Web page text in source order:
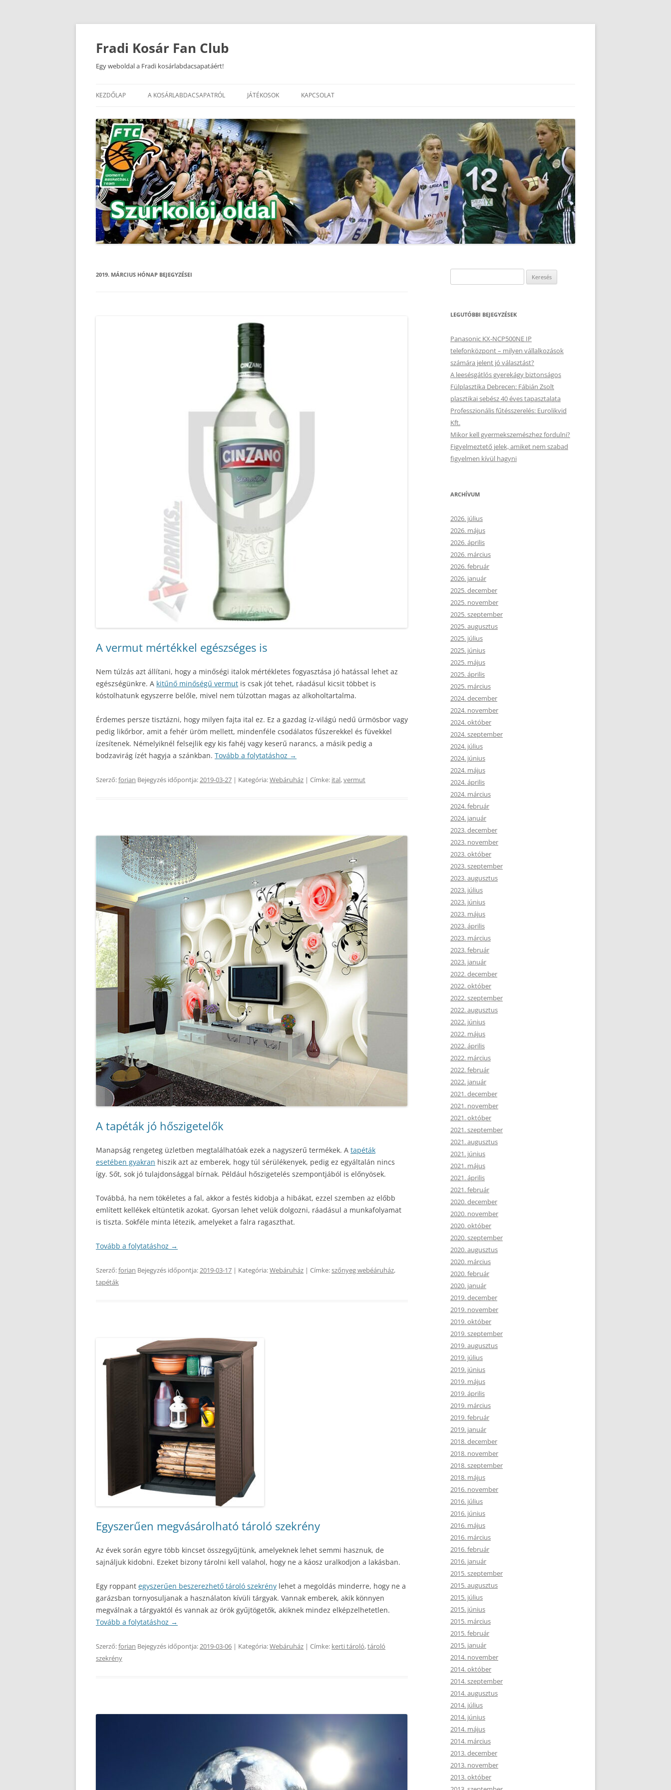
Kilépés
tartalomba
Fradi Kosár Fan Club
Egy weboldal a Fradi kosárlabdacsapatáért!
KEZDŐLAP A KOSÁRLABDACSAPATRÓL JÁTÉKOSOK KAPCSOLAT
2019. MÁRCIUS HÓNAP BEJEGYZÉSEI
A vermut mértékkel egészséges is
Nem túlzás azt állítani, hogy a minőségi italok mértékletes fogyasztása jó hatással lehet az
egészségünkre. A kitűnő minőségű vermut is csak jót tehet, ráadásul kicsit többet is
kóstolhatunk egyszerre belőle, mivel nem túlzottan magas az alkoholtartalma.
Érdemes persze tisztázni, hogy milyen fajta ital ez. Ez a gazdag íz-világú nedű ürmösbor vagy
pedig likőrbor, amit a fehér üröm mellett, mindenféle csodálatos fűszerekkel és füvekkel
ízesítenek. Némelyiknél felsejlik egy kis fahéj vagy keserű narancs, a másik pedig a
bodzavirág ízét hagyja a szánkban. Tovább a folytatáshoz →
Szerző:forian Bejegyzés időpontja:2019-03-27 | Kategória:Webáruház | Címke: ital,vermut
A tapéták jó hőszigetelők
Manapság rengeteg üzletben megtalálhatóak ezek a nagyszerű termékek. A tapéták
esetében gyakran hiszik azt az emberek, hogy túl sérülékenyek, pedig ez egyáltalán nincs
így. Sőt, sok jó tulajdonsággal bírnak. Például hőszigetelés szempontjából is előnyösek.
Továbbá, ha nem tökéletes a fal, akkor a festés kidobja a hibákat, ezzel szemben az előbb
említett kellékek eltüntetik azokat. Gyorsan lehet velük dolgozni, ráadásul a munkafolyamat
is tiszta. Sokféle minta létezik, amelyeket a falra ragaszthat.
Tovább a folytatáshoz →
Szerző:forian Bejegyzés időpontja:2019-03-17 | Kategória:Webáruház | Címke:szőnyeg webéáruház,
tapéták
Egyszerűen megvásárolható tároló szekrény
Az évek során egyre több kincset összegyűjtünk, amelyeknek lehet semmi hasznuk, de
sajnáljuk kidobni. Ezeket bizony tárolni kell valahol, hogy ne a káosz uralkodjon a lakásban.
Egy roppant egyszerűen beszerezhető tároló szekrény lehet a megoldás minderre, hogy ne a
garázsban tornyosuljanak a használaton kívüli tárgyak. Vannak emberek, akik könnyen
megválnak a tárgyaktól és vannak az örök gyűjtögetők, akiknek mindez elképzelhetetlen.
Tovább a folytatáshoz →
Szerző:forian Bejegyzés időpontja:2019-03-06 | Kategória:Webáruház | Címke: kerti tároló,tároló
szekrény
LEGUTÓBBI BEJEGYZÉSEK
Panasonic KX-NCP500NE IP
telefonközpont – milyen vállalkozások
számára jelent jó választást?
A leesésgátlós gyerekágy biztonságos
Fülplasztika Debrecen: Fábián Zsolt
plasztikai sebész 40 éves tapasztalata
Professzionális fűtésszerelés: Eurolikvid
Kft.
Mikor kell gyermekszemészhez fordulni?
Figyelmeztető jelek, amiket nem szabad
figyelmen kívül hagyni
ARCHÍVUM
2026. július
2026. május
2026. április
2026. március
2026. február
2026. január
2025. december
2025. november
2025. szeptember
2025. augusztus
2025. július
2025. június
2025. május
2025. április
2025. március
2024. december
2024. november
2024. október
2024. szeptember
2024. július
2024. június
2024. május
2024. április
2024. március
2024. február
2024. január
2023. december
2023. november
2023. október
2023. szeptember
2023. augusztus
2023. július
2023. június
2023. május
2023. április
2023. március
2023. február
2023. január
2022. december
2022. október
2022. szeptember
2022. augusztus
2022. június
2022. május
2022. április
2022. március
2022. február
2022. január
2021. december
2021. november
2021. október
2021. szeptember
2021. augusztus
2021. június
2021. május
2021. április
2021. február
2020. december
2020. november
2020. október
2020. szeptember
2020. augusztus
2020. március
2020. február
2020. január
2019. december
2019. november
2019. október
2019. szeptember
2019. augusztus
2019. július
2019. június
2019. május
2019. április
2019. március
2019. február
2019. január
2018. december
2018. november
2018. szeptember
2018. május
2016. november
2016. július
2016. június
2016. május
2016. március
2016. február
2016. január
2015. szeptember
2015. augusztus
2015. július
2015. június
2015. március
2015. február
2015. január
2014. november
2014. október
2014. szeptember
2014. augusztus
2014. július
2014. június
2014. május
2014. március
2013. december
2013. november
2013. október